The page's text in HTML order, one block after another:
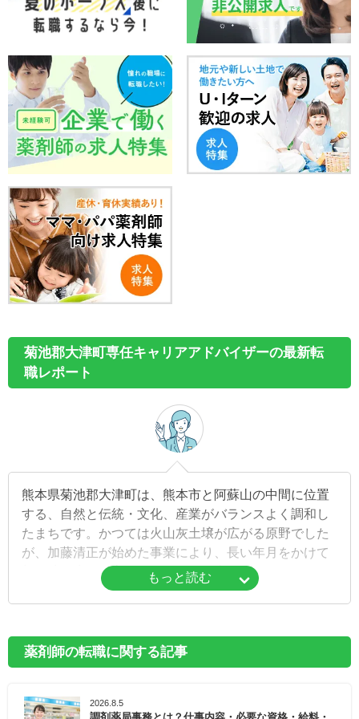
菊池郡大津町専任キャリアアドバイザーの最新転
職レポート
熊本県菊池郡大津町は、熊本市と阿蘇山の中間に位置
する、自然と伝統・文化、産業がバランスよく調和し
たまちです。かつては火山灰土壌が広がる原野でした
が、加藤清正が始めた事業により、長い年月をかけて
穀倉地に生まれ変わったという歴史があります。現在
は町の中央を走る国道57号線を境に、北部には畑地帯
まざまな農産物が生産されています。
ました。町内には、当時の歴史を感じられる神社仏閣
もっと読む
薬剤師の転職に関する記事
2026.8.5